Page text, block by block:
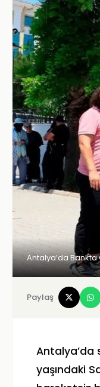
Antalya’da Bankta
Paylaş
Antalya’da
yaşındaki